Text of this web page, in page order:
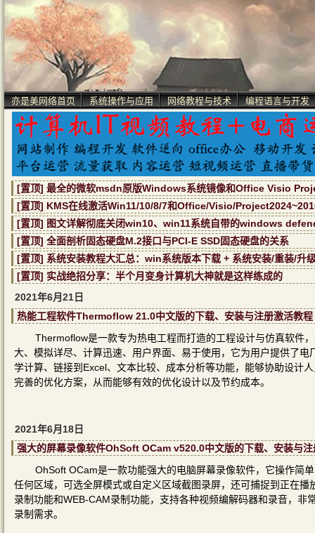
亦是美网络首页 系统操作与应用 网络教程与技术 编程语言与开发
[置顶] 最全的微软msdn原版Windows系统镜像和Office Visio
[置顶] KMS在线激活Win11/10/8/7和Office/Visio/
[置顶] 图文详解彻底关闭win10、win11系统自带的windows
[置顶] 全面剖析固态硬盘M.2接口与PCI-E SSD固态硬盘的关系
[置顶] 系统安装教程大汇总：win系统版本下载 + 系统安装/重装/升
[置顶] 实战绝招分享：半个月变身计算机大神就是这样练成的
2021年6月21日
热能工程软件Thermoflow 21.0中文版的下载、安装与注册激活教程
Thermoflow是一款专为热电工程而打造的工程设计与仿真软件
大、模拟详尽、计算迅速、用户界面、易于使用，它为用户提供了
学计算、链接到Excel、文本比较、成本分析等功能，能够协助设计
完善的优化方案，从而能够有效的优化设计以及节约成本。
2021年6月18日
强大的屏幕录像软件OhSoft OCam v520.0中文版的下载、安装与注
OhSoft OCam是一款功能强大的电脑屏幕录像软件，它操作简
任何区域，可选全屏模式或自定义区域截图录屏，还可捕捉到正在
录制功能和WEB-CAM录制功能，支持各种视频编解码器和录音，
录制需求。